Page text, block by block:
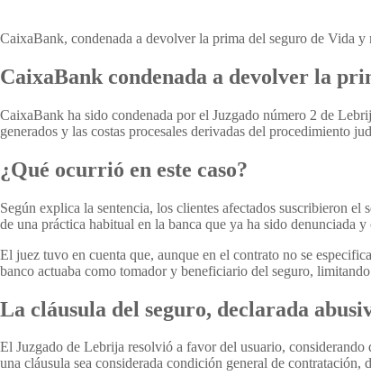
CaixaBank, condenada a devolver la prima del seguro de Vida
CaixaBank condenada a devolver la
CaixaBank ha sido condenada por el Juzgado número 2 de
generados y las costas procesales derivadas del procedimiento
¿Qué ocurrió en este caso?
Según explica la sentencia, los clientes afectados suscribieron el
de una práctica habitual en la banca que ya ha sido denunciada
El juez tuvo en cuenta que, aunque en el contrato no se
banco actuaba como tomador y beneficiario del seguro,
La cláusula del seguro, declarada
El Juzgado de Lebrija resolvió a favor del usuario,
una cláusula sea considerada condición general de contratación,